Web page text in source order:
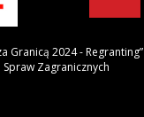
Granicą 2024 - Regranting”
Zagranicznych